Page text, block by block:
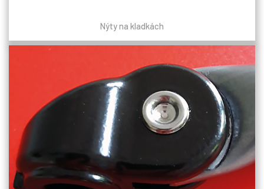
Nýty na kladkách